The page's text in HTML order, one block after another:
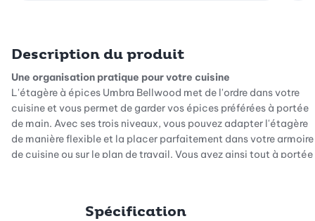
Description du produit
Une organisation pratique pour votre cuisine
L'étagère à épices Umbra Bellwood met de l'ordre dans votre
cuisine et vous permet de garder vos épices préférées à portée
de main. Avec ses trois niveaux, vous pouvez adapter l'étagère
de manière flexible et la placer parfaitement dans votre armoire
de cuisine ou sur le plan de travail. Vous avez ainsi tout à portée
Extensible à souhait et prêt à l'emploi
Spécification